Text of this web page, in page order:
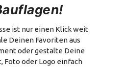
ist nur einen Klick weit
Deinen Favoriten aus
oder gestalte Deine
Foto oder Logo einfach